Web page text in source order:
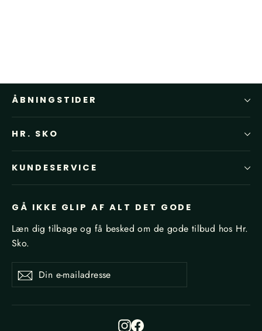
ÅBNINGSTIDER
HR. SKO
KUNDESERVICE
GÅ IKKE GLIP AF ALT DET GODE
Læn dig tilbage og få besked om de gode tilbud hos Hr.
Sko.
Din
TilmeldTilmeld
Instagram
Facebook